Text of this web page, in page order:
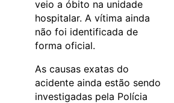
veio a óbito na unidade
hospitalar. A vítima ainda
não foi identificada de
forma oficial.
As causas exatas do
acidente ainda estão sendo
investigadas pela Polícia